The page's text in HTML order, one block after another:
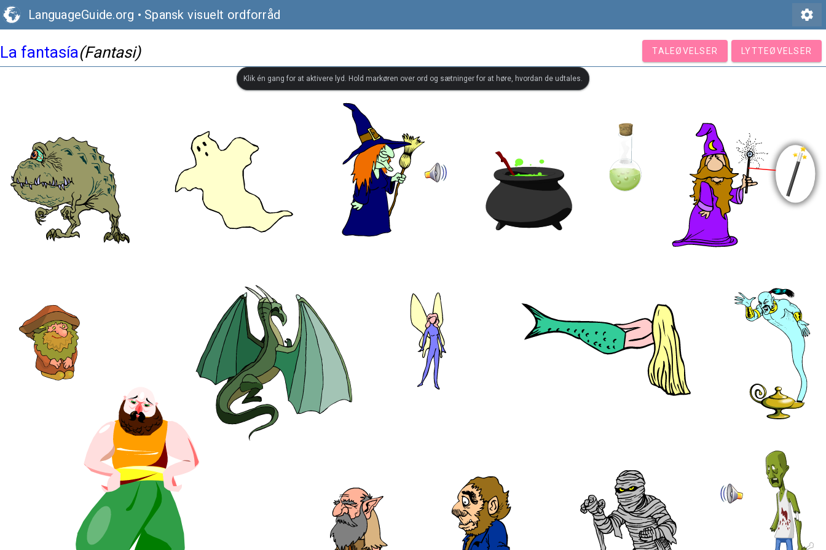
LanguageGuide.org • Spansk visuelt ordforråd settings
La fantasía(Fantasi) TALEØVELSER LYTTEØVELSER
Klik én gang for at aktivere lyd. Hold markøren over ord og sætninger for at høre, hvordan de udtales.